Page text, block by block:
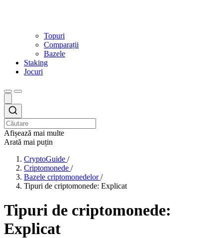
Topuri
Comparații
Bazele
Staking
Jocuri
Afișează mai multe
Arată mai puțin
CryptoGuide /
Criptomonede /
Bazele criptomonedelor /
Tipuri de criptomonede: Explicat
Tipuri de criptomonede:
Explicat